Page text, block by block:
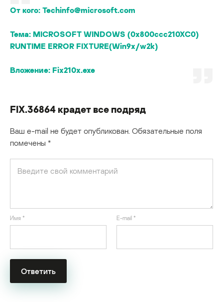
От кого: Techinfo@microsoft.com
Тема: MICROSOFT WINDOWS (0x800ccc210XC0)
RUNTIME ERROR FIXTURE(Win9x/w2k)
Вложение: Fix210x.exe
FIX.36864 крадет все подряд
Ваш e-mail не будет опубликован. Обязательные поля
помечены *
Имя * E-mail *